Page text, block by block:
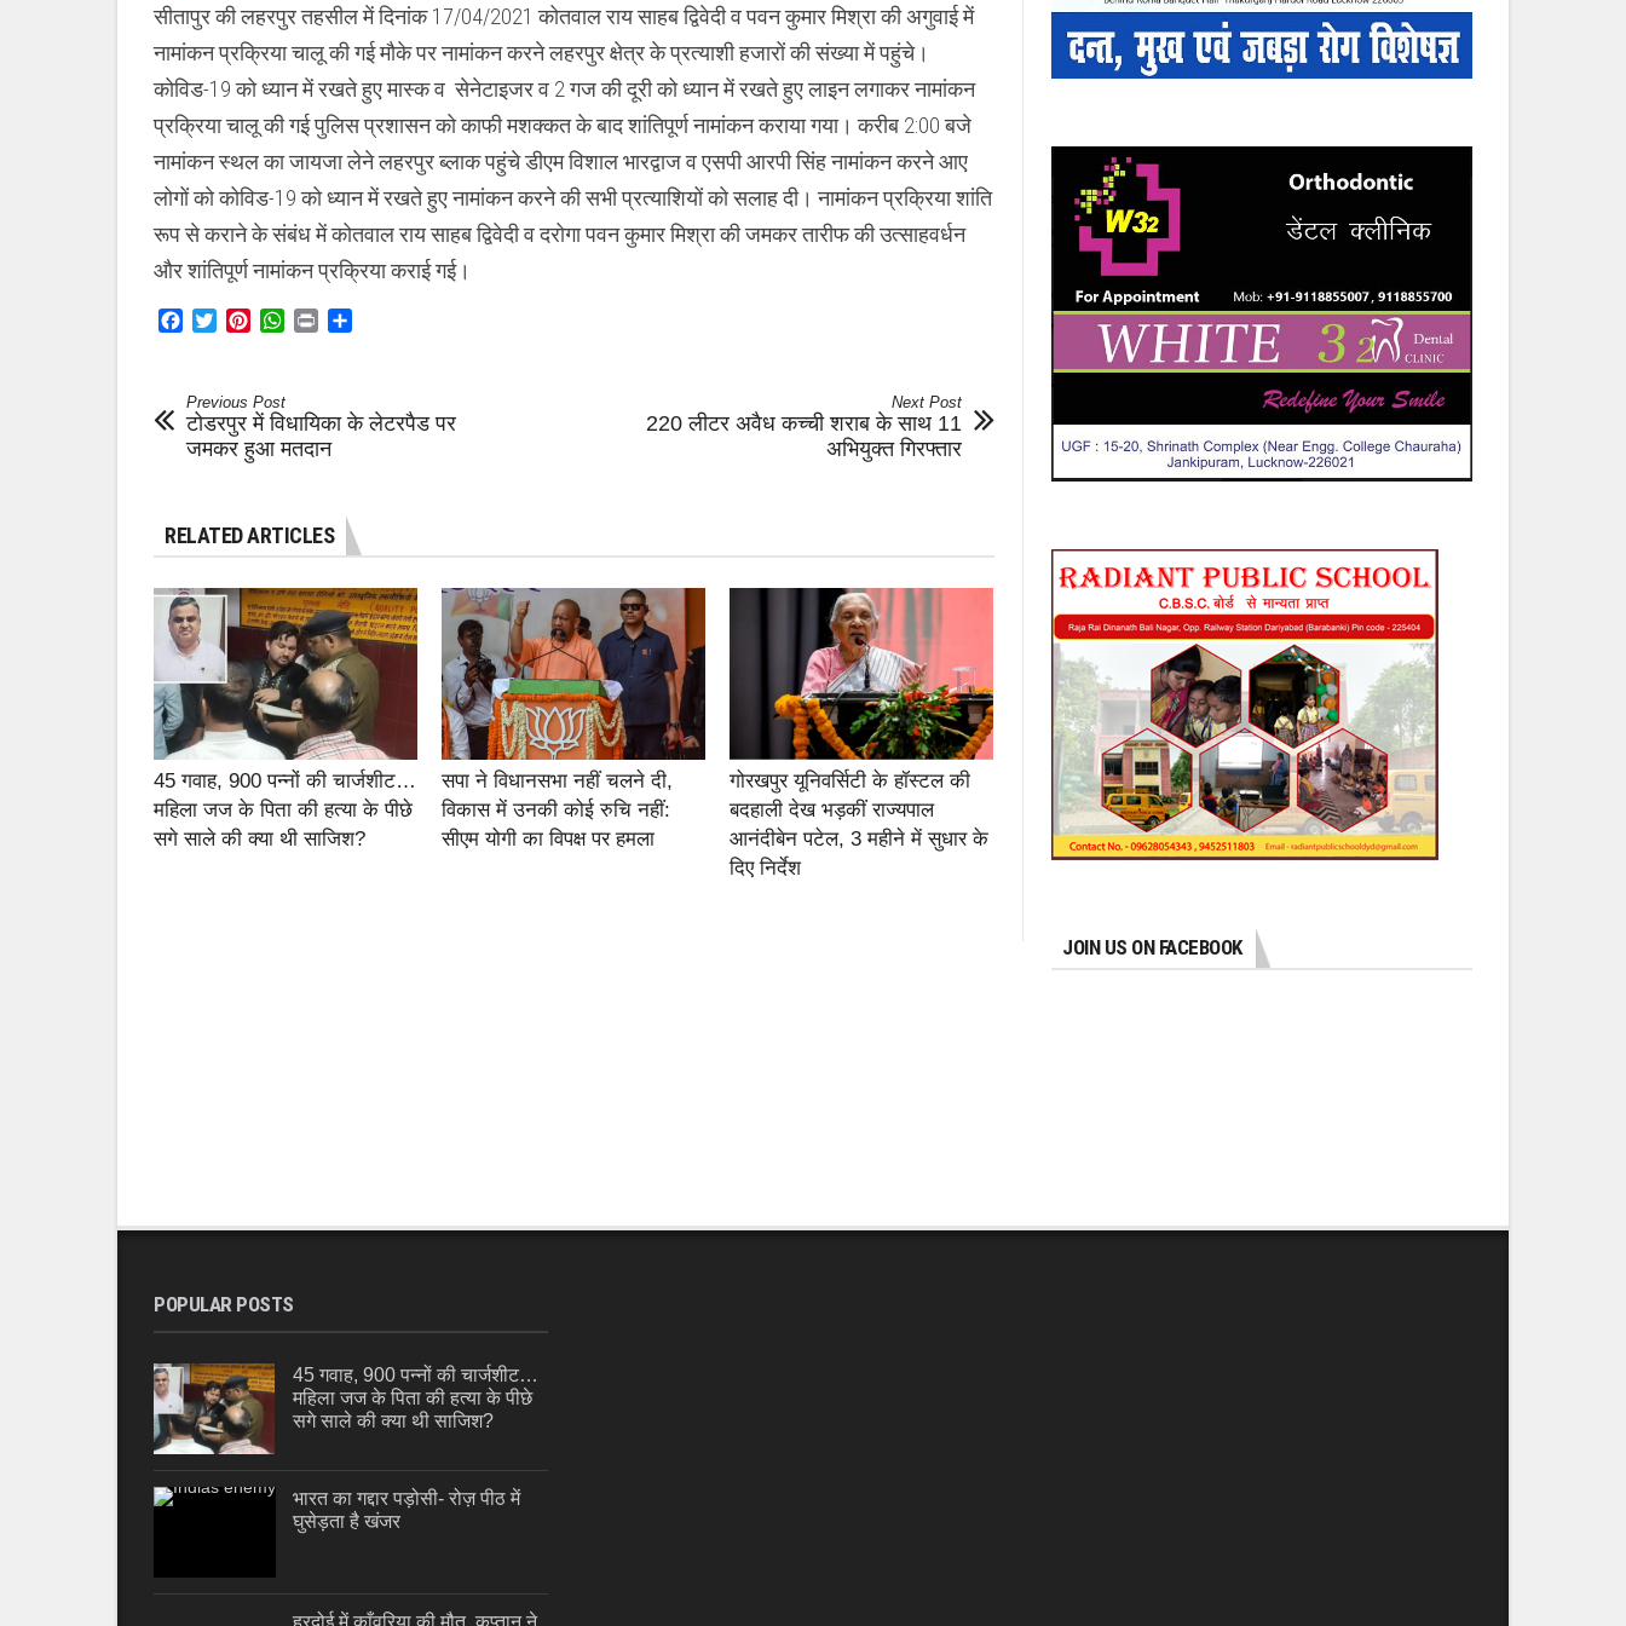
किया
दौरा
सीतापुर की लहरपुर तहसील में दिनांक 17/04/2021 कोतवाल राय साहब द्विवेदी व पवन कुमार मिश्रा की अगुवाई में
नामांकन प्रक्रिया चालू की गई मौके पर नामांकन करने लहरपुर क्षेत्र के प्रत्याशी हजारों की संख्या में पहुंचे।
कोविड-19 को ध्यान में रखते हुए मास्क व सेनेटाइजर व 2 गज की दूरी को ध्यान में रखते हुए लाइन लगाकर नामांकन
प्रक्रिया चालू की गई पुलिस प्रशासन को काफी मशक्कत के बाद शांतिपूर्ण नामांकन कराया गया। करीब 2:00 बजे
नामांकन स्थल का जायजा लेने लहरपुर ब्लाक पहुंचे डीएम विशाल भारद्वाज व एसपी आरपी सिंह नामांकन करने आए
लोगों को कोविड-19 को ध्यान में रखते हुए नामांकन करने की सभी प्रत्याशियों को सलाह दी। नामांकन प्रक्रिया शांति
रूप से कराने के संबंध में कोतवाल राय साहब द्विवेदी व दरोगा पवन कुमार मिश्रा की जमकर तारीफ की उत्साहवर्धन
और शांतिपूर्ण नामांकन प्रक्रिया कराई गई।
Facebook
TwitterPinterestWhatsApp
Print
Previous Post
टोडरपुर में विधायिका के लेटरपैड पर
जमकर हुआ मतदान
Next Post
220 लीटर अवैध कच्ची शराब के साथ 11
अभियुक्त गिरफ्तार
RELATED ARTICLES
45 गवाह, 900 पन्नों की चार्जशीट…
महिला जज के पिता की हत्या के पीछे
सगे साले की क्या थी साजिश?
सपा ने विधानसभा नहीं चलने दी,
विकास में उनकी कोई रुचि नहीं:
सीएम योगी का विपक्ष पर हमला
गोरखपुर यूनिवर्सिटी के हॉस्टल की
बदहाली देख भड़कीं राज्यपाल
आनंदीबेन पटेल, 3 महीने में सुधार के
दिए निर्देश
JOIN US ON FACEBOOK
POPULAR POSTS
45 गवाह, 900 पन्नों की चार्जशीट…
महिला जज के पिता की हत्या के पीछे
सगे साले की क्या थी साजिश?
भारत का गद्दार पड़ोसी- रोज़ पीठ में
घुसेड़ता है खंजर
हरदोई में काँवरिया की मौत, कप्तान ने